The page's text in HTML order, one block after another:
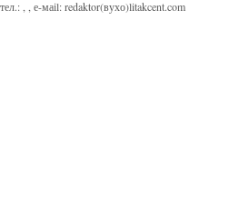
тел.:
, е-маіl:redaktor(вухо)litakcent.com